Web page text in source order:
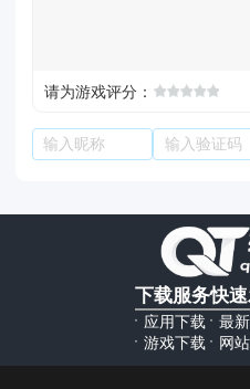
请为游戏评分：
下载服务
应用下载
游戏下载
快
最
网